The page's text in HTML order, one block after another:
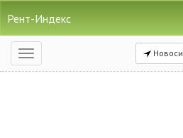
Рент-Индекс
Открыть
навигацию